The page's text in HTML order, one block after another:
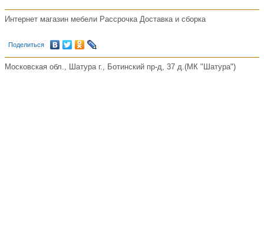
Интернет магазин мебели Рассрочка Доставка и сборка
Поделиться
Московская обл., Шатура г., Ботинский пр-д, 37 д.(МК "Шатура")